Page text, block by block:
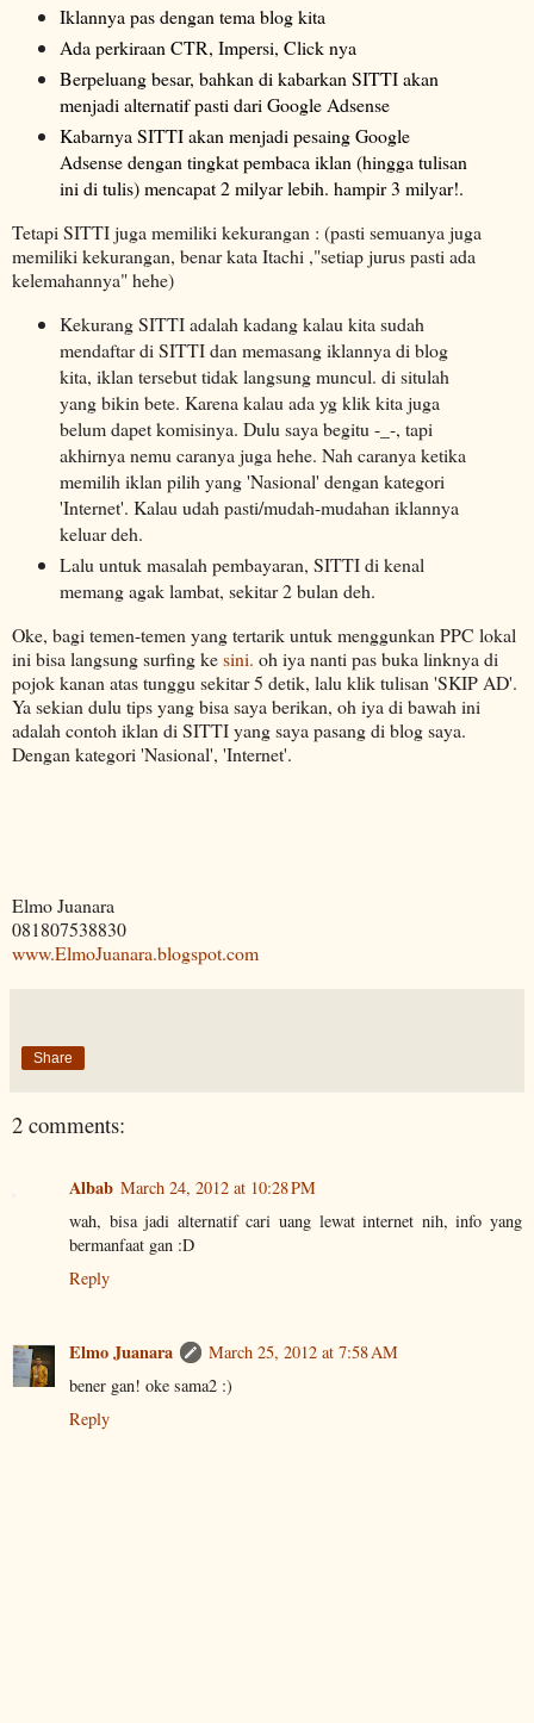
Iklannya pas dengan tema blog kita
Ada perkiraan CTR, Impersi, Click nya
Berpeluang besar, bahkan di kabarkan SITTI akan
menjadi alternatif pasti dari Google Adsense
Kabarnya SITTI akan menjadi pesaing Google
Adsense dengan tingkat pembaca iklan (hingga tulisan
ini di tulis) mencapat 2 milyar lebih. hampir 3 milyar!.
Tetapi SITTI juga memiliki kekurangan : (pasti semuanya juga
memiliki kekurangan, benar kata Itachi ,"setiap jurus pasti ada
kelemahannya" hehe)
Kekurang SITTI adalah kadang kalau kita sudah
mendaftar di SITTI dan memasang iklannya di blog
kita, iklan tersebut tidak langsung muncul. di situlah
yang bikin bete. Karena kalau ada yg klik kita juga
belum dapet komisinya. Dulu saya begitu -_-, tapi
akhirnya nemu caranya juga hehe. Nah caranya ketika
memilih iklan pilih yang 'Nasional' dengan kategori
'Internet'. Kalau udah pasti/mudah-mudahan iklannya
keluar deh.
Lalu untuk masalah pembayaran, SITTI di kenal
memang agak lambat, sekitar 2 bulan deh.
Oke, bagi temen-temen yang tertarik untuk menggunkan PPC lokal
ini bisa langsung surfing kesini. oh iya nanti pas buka linknya di
pojok kanan atas tunggu sekitar 5 detik, lalu klik tulisan 'SKIP AD'.
Ya sekian dulu tips yang bisa saya berikan, oh iya di bawah ini
adalah contoh iklan di SITTI yang saya pasang di blog saya.
Dengan kategori 'Nasional', 'Internet'.
Elmo Juanara
081807538830
www.ElmoJuanara.blogspot.com
Share
2 comments:
Albab March 24, 2012 at 10:28 PM
wah, bisa jadi alternatif cari uang lewat internet nih, info yang
bermanfaat gan :D
Reply
Elmo Juanara
March 25, 2012 at 7:58 AM
bener gan! oke sama2 :)
Reply